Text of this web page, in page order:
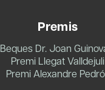
Premis
Beques Dr. Joan
Premi Llegat Valldejuli
Premi Alexandre